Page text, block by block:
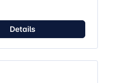
Details